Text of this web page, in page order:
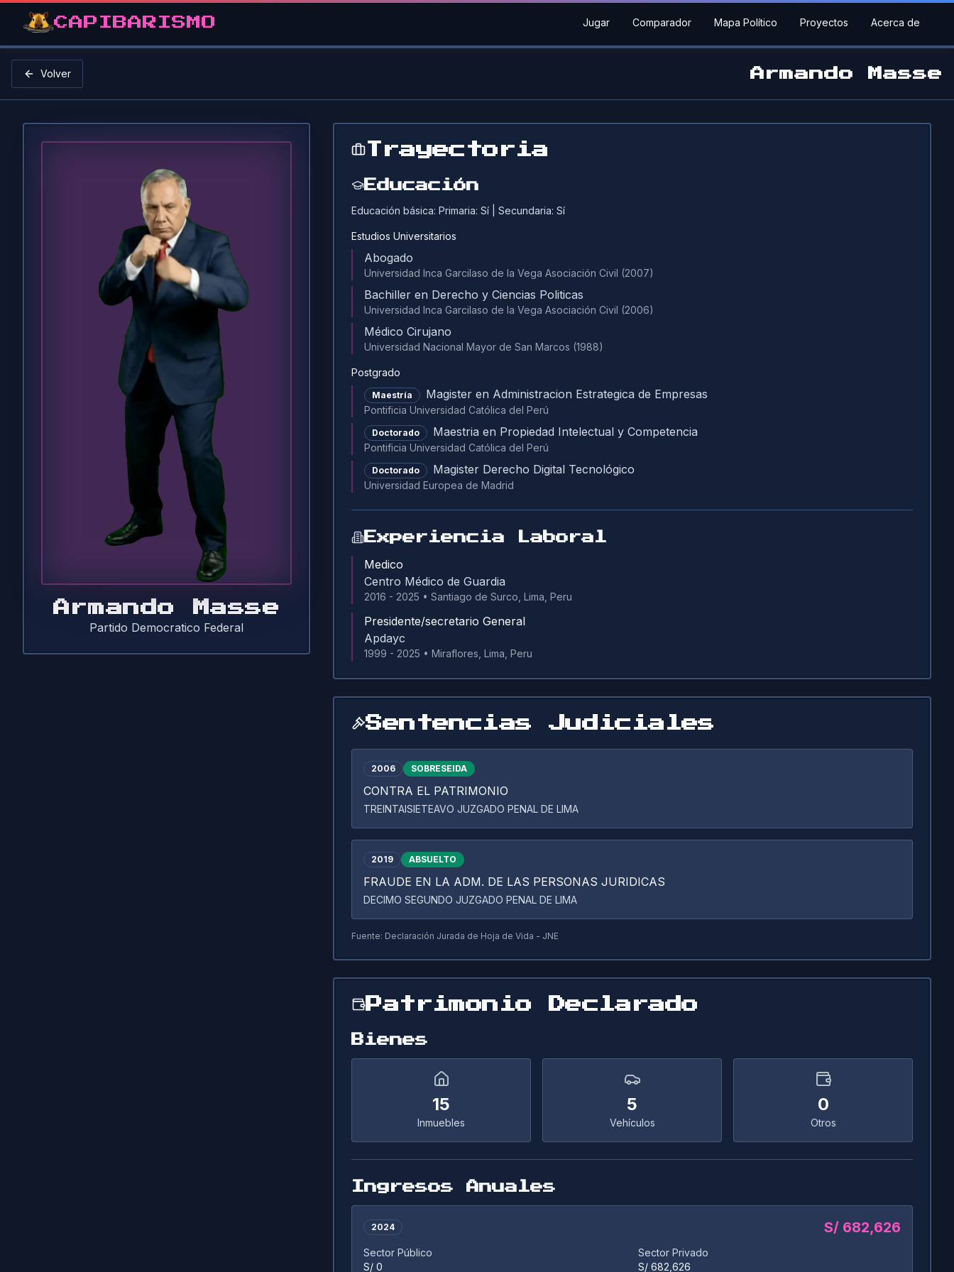
CAPIBARISMO Jugar Comparador Mapa Político Proyectos Acerca de
Volver Armando Masse
Armando Masse
Partido Democratico Federal
Trayectoria
Educación
Educación básica: Primaria:Sí | Secundaria:Sí
Estudios Universitarios
Abogado
Universidad Inca Garcilaso de la Vega Asociación Civil (2007)
Bachiller en Derecho y Ciencias Politicas
Universidad Inca Garcilaso de la Vega Asociación Civil (2006)
Médico Cirujano
Universidad Nacional Mayor de San Marcos (1988)
Postgrado
Maestría Magister en Administracion Estrategica de Empresas
Pontificia Universidad Católica del Perú
Doctorado Maestria en Propiedad Intelectual y Competencia
Pontificia Universidad Católica del Perú
Doctorado Magister Derecho Digital Tecnológico
Universidad Europea de Madrid
Experiencia Laboral
Medico
Centro Médico de Guardia
2016 - 2025 •Santiago de Surco, Lima, Peru
Presidente/secretario General
Apdayc
1999 - 2025 •Miraflores, Lima, Peru
Sentencias Judiciales
2006 SOBRESEIDA
CONTRA EL PATRIMONIO
TREINTAISIETEAVO JUZGADO PENAL DE LIMA
2019 ABSUELTO
FRAUDE EN LA ADM. DE LAS PERSONAS JURIDICAS
DECIMO SEGUNDO JUZGADO PENAL DE LIMA
Fuente: Declaración Jurada de Hoja de Vida - JNE
Patrimonio Declarado
Bienes
15
Inmuebles
5
Vehículos
0
Otros
Ingresos Anuales
2024 S/ 682,626
Sector Público
S/ 0
Sector Privado
S/ 682,626